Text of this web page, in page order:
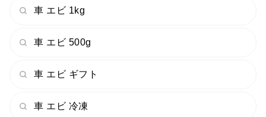
③到着時に車海老が死んでしまっていた場合、必ず加熱
がりになる場合、家庭用の冷凍庫にて冷凍し、必ず加熱
（冷凍する際は、必ず、1尾1尾をラップで空気が入らな
車 エビ 1kg
車 エビ 500g
車 エビ ギフト
車 エビ 冷凍